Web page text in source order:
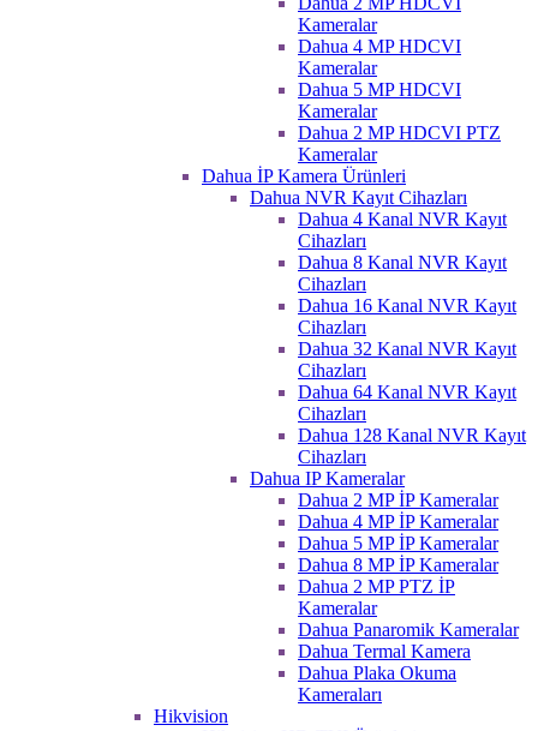
Kameralar
Dahua 4 MP HDCVI
Kameralar
Dahua 5 MP HDCVI
Kameralar
Dahua 2 MP HDCVI PTZ
Kameralar
Dahua İP Kamera Ürünleri
Dahua NVR Kayıt Cihazları
Dahua 4 Kanal NVR Kayıt
Cihazları
Dahua 8 Kanal NVR Kayıt
Cihazları
Dahua 16 Kanal NVR Kayıt
Cihazları
Dahua 32 Kanal NVR Kayıt
Cihazları
Dahua 64 Kanal NVR Kayıt
Cihazları
Dahua 128 Kanal NVR Kayıt
Cihazları
Dahua IP Kameralar
Dahua 2 MP İP Kameralar
Dahua 4 MP İP Kameralar
Dahua 5 MP İP Kameralar
Dahua 8 MP İP Kameralar
Dahua 2 MP PTZ İP
Kameralar
Dahua Panaromik Kameralar
Dahua Termal Kamera
Dahua Plaka Okuma
Kameraları
Hikvision